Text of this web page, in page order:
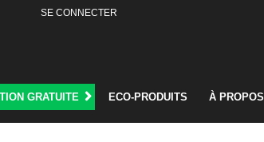
SE CONNECTER
GRATUITE ECO-PRODUITS À PROPOS